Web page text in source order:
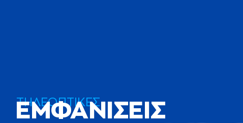
ΤΗΛΕΟΠΤΙΚΕΣ
ΕΜΦΑΝΙΣΕΙΣ